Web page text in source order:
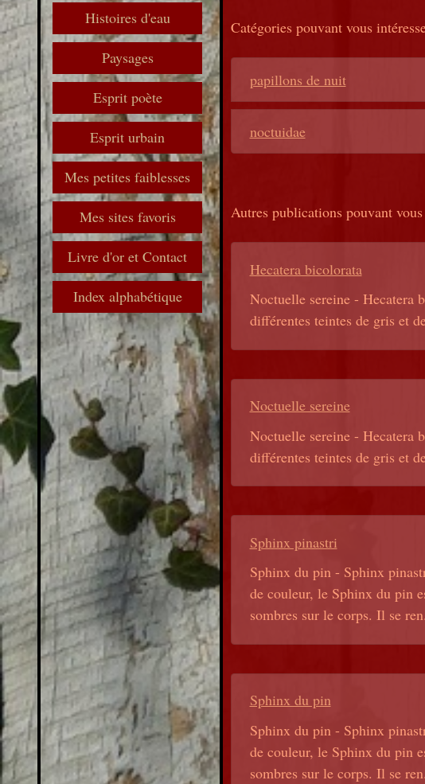
Histoires d'eau
Paysages
Esprit poète
Esprit urbain
Mes petites faiblesses
Mes sites favoris
Livre d'or et Contact
Index alphabétique
Catégories pouvant vous
papillons de nuit
noctuidae
Autres publications pouvant
Hecatera bicolorata
Noctuelle sereine - Hecatera
différentes teintes de gris et
Noctuelle sereine
Noctuelle sereine - Hecatera
différentes teintes de gris et
Sphinx pinastri
Sphinx du pin - Sphinx
de couleur, le Sphinx du pin
sombres sur le corps. Il se
Sphinx du pin
Sphinx du pin - Sphinx
de couleur, le Sphinx du pin
sombres sur le corps. Il se